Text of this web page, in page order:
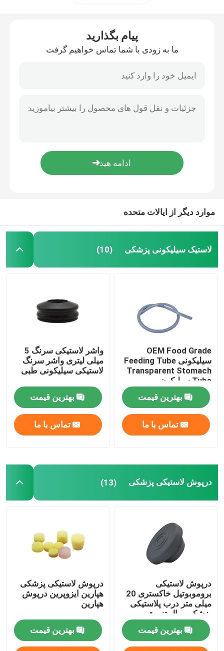
لوازم جانبی جمع آوری خون
لاستیک بوتیل هالوژنه
لوله زهکشی
لوازم جانبی کاتتر ادراری
لوازم جانبی تزریق
پیام بگذارید
ما به زودی با شما تماس خواهیم گرفت
موارد دیگر از ایالات متحده
لاستیک سیلیکونی پزشکی (10)
OEM Food Grade
سیلیکونی Feeding Tube
Transparent Stomach
Tube سیلیکون
بهترین قیمت
تماس با ما
واشر لاستیکی سرنگ 5
میلی لیتری واشر سرنگ
لاستیکی سیلیکونی طبی
بهترین قیمت
تماس با ما
درپوش لاستیکی پزشکی (13)
درپوش لاستیکی
بروموبوتیل خاکستری 20
میلی متر درب پلاستیکی
پزشکی ویال تزریق
بهترین قیمت
درپوش لاستیکی پزشکی
هپارین ایزوپرین درپوش
هپارین
بهترین قیمت